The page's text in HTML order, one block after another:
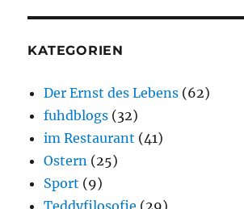
KATEGORIEN
Der Ernst des Lebens (62)
fuhdblogs (32)
im Restaurant (41)
Ostern (25)
Sport (9)